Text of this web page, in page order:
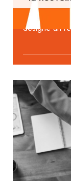
« À compter
entreprise
désigné un